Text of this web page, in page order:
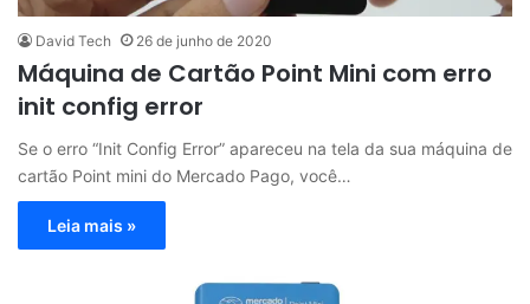
David Tech 26 de junho de 2020
Máquina de Cartão Point Mini com erro
init config error
Se o erro “Init Config Error” apareceu na tela da sua máquina de
cartão Point mini do Mercado Pago, você…
Leia mais »